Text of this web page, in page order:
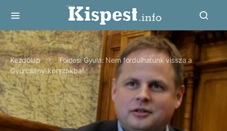
Kezdőlap
Földesi Gyula: Nem fordulhatunk vissza a
Gyurcsány-korszakba!